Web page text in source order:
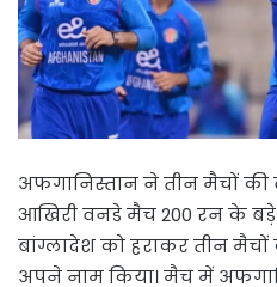
अफगानिस्तान ने तीन मैचों की
आखिरी वनडे मैच 200 रन के बड़े
बांग्लादेश को हराकर तीन
अपने नाम किया। मैच में